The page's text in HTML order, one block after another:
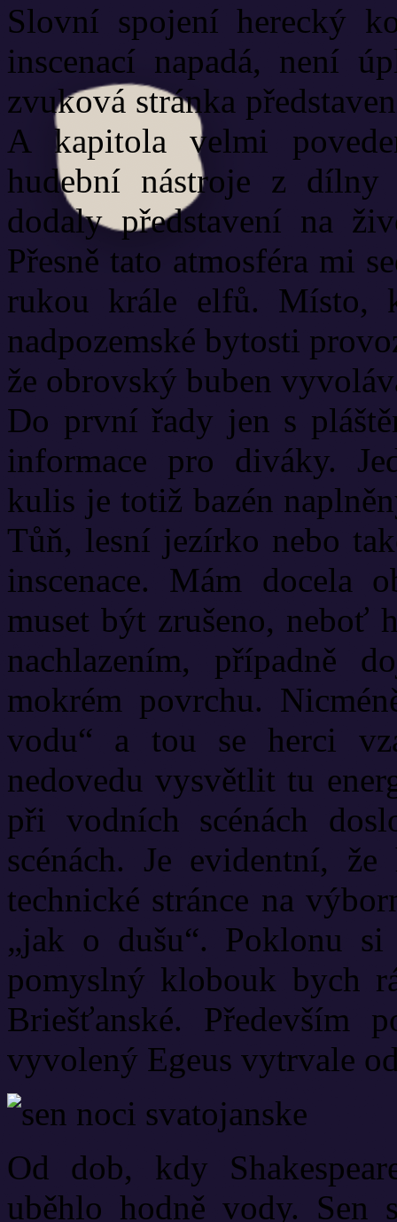
Slovní spojení herecký
inscenací napadá, není
zvuková stránka
A kapitola velmi
hudební nástroje z
dodaly představení na
Přesně tato atmosféra mi
rukou krále elfů. Místo,
nadpozemské bytosti
že obrovský buben
Do první řady jen s
informace pro diváky.
kulis je totiž bazén
Tůň, lesní jezírko nebo
inscenace. Mám docela
muset být zrušeno, neboť
nachlazením, případně
mokrém povrchu.
vodu“ a tou se herci
nedovedu vysvětlit tu
při vodních scénách
scénách. Je evidentní,
technické stránce na
„jak o dušu“. Poklonu
pomyslný klobouk bych
Briešťanské. Především
vyvolený Egeus vytrvale
Od dob, kdy
uběhlo hodně vody. Sen